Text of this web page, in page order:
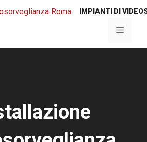
IMPIANTI DI
Menu